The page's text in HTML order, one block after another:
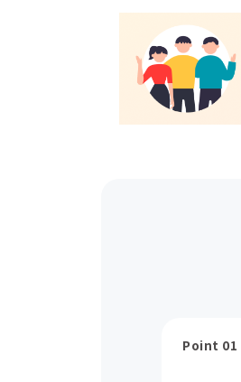
Point 01